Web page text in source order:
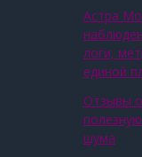
Астра
логи,
единой
Отзывы о
шума